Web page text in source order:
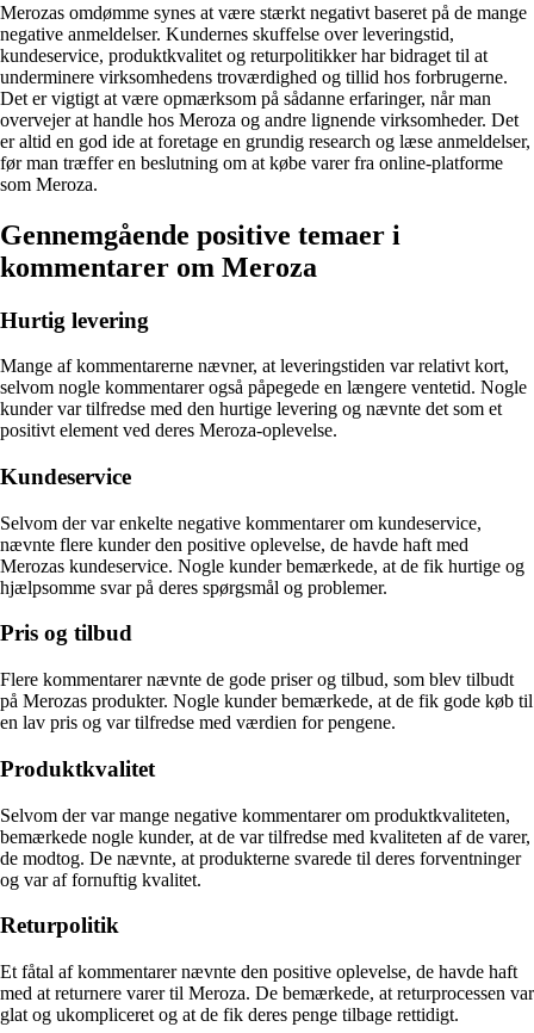
Merozas omdømme synes at være stærkt negativt baseret på de mange
negative anmeldelser. Kundernes skuffelse over leveringstid,
kundeservice, produktkvalitet og returpolitikker har bidraget til at
underminere virksomhedens troværdighed og tillid hos forbrugerne.
Det er vigtigt at være opmærksom på sådanne erfaringer, når man
overvejer at handle hos Meroza og andre lignende virksomheder. Det
er altid en god ide at foretage en grundig research og læse anmeldelser,
før man træffer en beslutning om at købe varer fra online-platforme
som Meroza.
Gennemgående positive temaer i
kommentarer om Meroza
Hurtig levering
Mange af kommentarerne nævner, at leveringstiden var relativt kort,
selvom nogle kommentarer også påpegede en længere ventetid. Nogle
kunder var tilfredse med den hurtige levering og nævnte det som et
positivt element ved deres Meroza-oplevelse.
Kundeservice
Selvom der var enkelte negative kommentarer om kundeservice,
nævnte flere kunder den positive oplevelse, de havde haft med
Merozas kundeservice. Nogle kunder bemærkede, at de fik hurtige og
hjælpsomme svar på deres spørgsmål og problemer.
Pris og tilbud
Flere kommentarer nævnte de gode priser og tilbud, som blev tilbudt
på Merozas produkter. Nogle kunder bemærkede, at de fik gode køb til
en lav pris og var tilfredse med værdien for pengene.
Produktkvalitet
Selvom der var mange negative kommentarer om produktkvaliteten,
bemærkede nogle kunder, at de var tilfredse med kvaliteten af de varer,
de modtog. De nævnte, at produkterne svarede til deres forventninger
og var af fornuftig kvalitet.
Returpolitik
Et fåtal af kommentarer nævnte den positive oplevelse, de havde haft
med at returnere varer til Meroza. De bemærkede, at returprocessen var
glat og ukompliceret og at de fik deres penge tilbage rettidigt.